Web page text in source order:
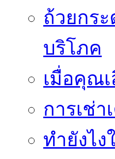
ถ้วยกร
บริโภค
เมื่อคุณ
การเช่า
ทํายังไ